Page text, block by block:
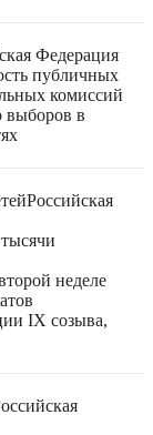
Федерация
публичных
комиссий
выборов в
Российская
неделе
IX созыва,